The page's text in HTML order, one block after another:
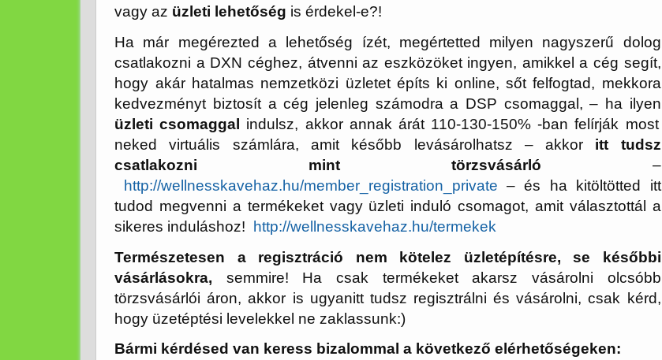
vagy az üzleti lehetőség is érdekel-e?!
Ha már megérezted a lehetőség ízét, megértetted milyen nagyszerű dolog
csatlakozni a DXN céghez, átvenni az eszközöket ingyen, amikkel a cég segít,
hogy akár hatalmas nemzetközi üzletet építs ki online, sőt felfogtad, mekkora
kedvezményt biztosít a cég jelenleg számodra a DSP csomaggal, – ha ilyen
üzleti csomaggal indulsz, akkor annak árát 110-130-150% -ban felírják most
neked virtuális számlára, amit később levásárolhatsz – akkor itt tudsz
csatlakozni mint törzsvásárló –
http://wellnesskavehaz.hu/member_registration_private – és ha kitöltötted itt
tudod megvenni a termékeket vagy üzleti induló csomagot, amit választottál a
sikeres induláshoz! http://wellnesskavehaz.hu/termekek
Természetesen a regisztráció nem kötelez üzletépítésre, se későbbi
vásárlásokra, semmire! Ha csak termékeket akarsz vásárolni olcsóbb
törzsvásárlói áron, akkor is ugyanitt tudsz regisztrálni és vásárolni, csak kérd,
hogy üzetéptési levelekkel ne zaklassunk:)
Bármi kérdésed van keress bizalommal a következő elérhetőségeken: